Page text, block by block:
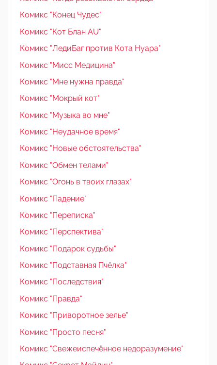
Комикс "Конец Чудес"
Комикс "Кот Блан AU"
Комикс "ЛедиБаг против Кота Нуара"
Комикс "Мисс Медицина"
Комикс "Мне нужна правда"
Комикс "Мокрый кот"
Комикс "Музыка во мне"
Комикс "Неудачное время"
Комикс "Новые обстоятельства"
Комикс "Обмен телами"
Комикс "Огонь в твоих глазах"
Комикс "Падение"
Комикс "Переписка"
Комикс "Перспектива"
Комикс "Подарок судьбы"
Комикс "Подставная Пчёлка"
Комикс "Последствия"
Комикс "Правда"
Комикс "Приворотное зелье"
Комикс "Просто песня"
Комикс "Свежеиспечённое недоразумение"